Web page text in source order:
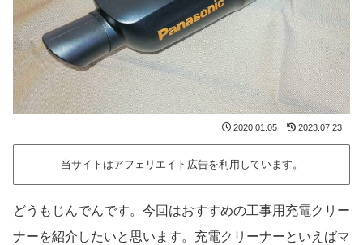
2020.01.05 2023.07.23
当サイトはアフェリエイト広告を利用しています。
どうもじんでんです。今回はおすすめの工事用充電クリー
ナーを紹介したいと思います。充電クリーナーといえばマ